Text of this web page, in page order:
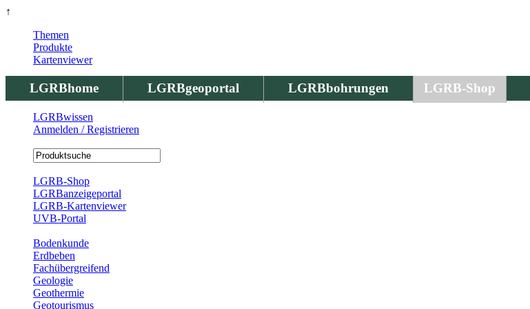
↑
LGRBhome LGRBgeoportal LGRBbohrungen LGRB-Shop
Themen
Produkte
Kartenviewer
LGRBwissen
Anmelden / Registrieren
LGRB-Shop
LGRBanzeigeportal
LGRB-Kartenviewer
UVB-Portal
Bodenkunde
Erdbeben
Fachübergreifend
Geologie
Geothermie
Geotourismus